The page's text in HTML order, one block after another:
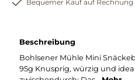
Bequemer Kauf auf Rechnung
Beschreibung
Bohlsener Mühle Mini
95g Knusprig, würzig und